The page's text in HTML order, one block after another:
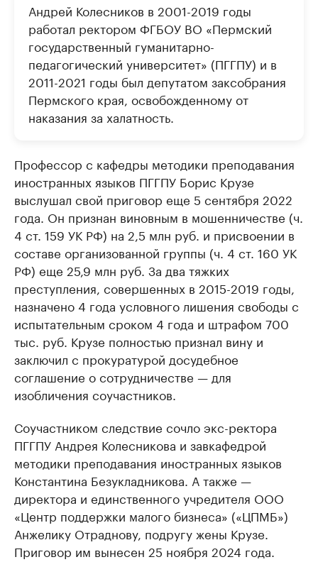
Андрей Колесников в 2001-2019 годы
работал ректором ФГБОУ ВО «Пермский
государственный гуманитарно-
педагогический университет» (ПГГПУ) и в
2011-2021 годы был депутатом заксобрания
Пермского края, освобожденному от
наказания за халатность.
Профессор с кафедры методики преподавания
иностранных языков ПГГПУ Борис Крузе
выслушал свой приговор еще 5 сентября 2022
года. Он признан виновным в мошенничестве (ч.
4 ст. 159 УК РФ) на 2,5 млн руб. и присвоении в
составе организованной группы (ч. 4 ст. 160 УК
РФ) еще 25,9 млн руб. За два тяжких
преступления, совершенных в 2015-2019 годы,
назначено 4 года условного лишения свободы с
испытательным сроком 4 года и штрафом 700
тыс. руб. Крузе полностью признал вину и
заключил с прокуратурой досудебное
соглашение о сотрудничестве — для
изобличения соучастников.
Соучастником следствие сочло экс-ректора
ПГГПУ Андрея Колесникова и завкафедрой
методики преподавания иностранных языков
Константина Безукладникова. А также —
директора и единственного учредителя ООО
«Центр поддержки малого бизнеса» («ЦПМБ»)
Анжелику Отраднову, подругу жены Крузе.
Приговор им вынесен 25 ноября 2024 года.